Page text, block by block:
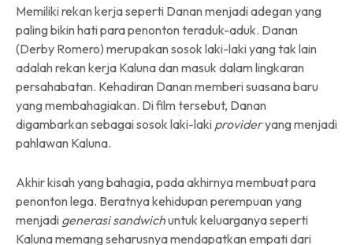
Memiliki rekan kerja seperti Danan menjadi adegan yang
paling bikin hati para penonton teraduk-aduk. Danan
(Derby Romero) merupakan sosok laki-laki yang tak lain
adalah rekan kerja Kaluna dan masuk dalam lingkaran
persahabatan. Kehadiran Danan memberi suasana baru
yang membahagiakan. Di film tersebut, Danan
digambarkan sebagai sosok laki-laki provideryang menjadi
pahlawan Kaluna.
Akhir kisah yang bahagia, pada akhirnya membuat para
penonton lega. Beratnya kehidupan perempuan yang
menjadi generasi sandwichuntuk keluarganya seperti
Kaluna memang seharusnya mendapatkan empati dari